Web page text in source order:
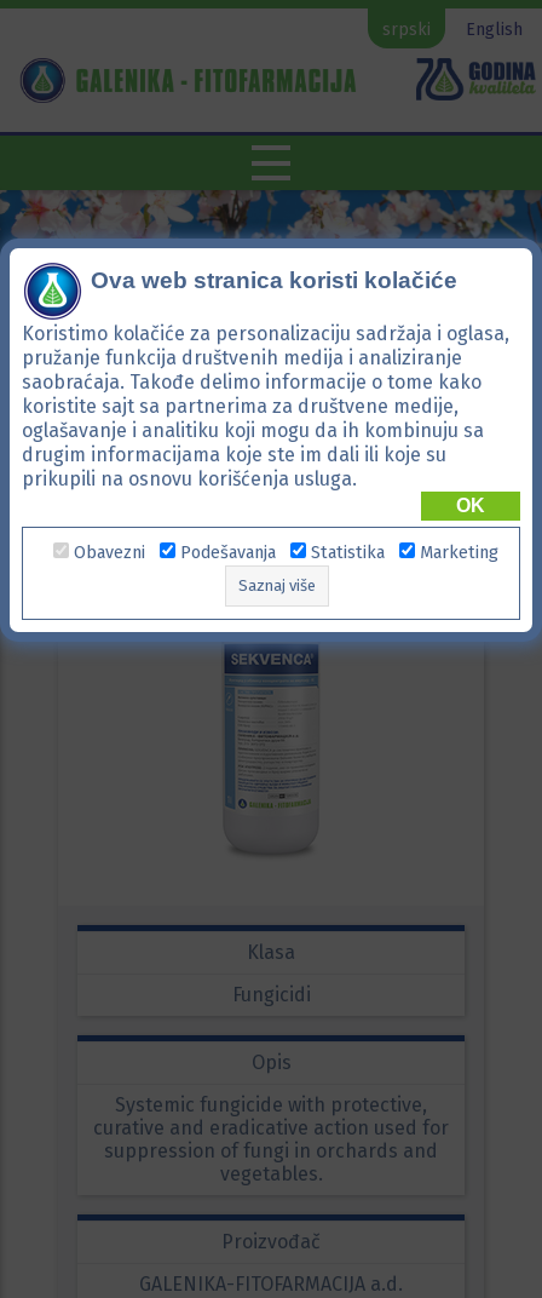
srpski English
Sekvenca
Klasa
Fungicidi
Opis
Systemic fungicide with protective,
curative and eradicative action used for
suppression of fungi in orchards and
vegetables.
Proizvođač
GALENIKA-FITOFARMACIJA a.d.
Ova web stranica koristi kolačiće
Koristimo kolačiće za personalizaciju sadržaja i oglasa,
pružanje funkcija društvenih medija i analiziranje
saobraćaja. Takođe delimo informacije o tome kako
koristite sajt sa partnerima za društvene medije,
oglašavanje i analitiku koji mogu da ih kombinuju sa
drugim informacijama koje ste im dali ili koje su
prikupili na osnovu korišćenja usluga.
OK
Obavezni Podešavanja Statistika Marketing
Saznaj više